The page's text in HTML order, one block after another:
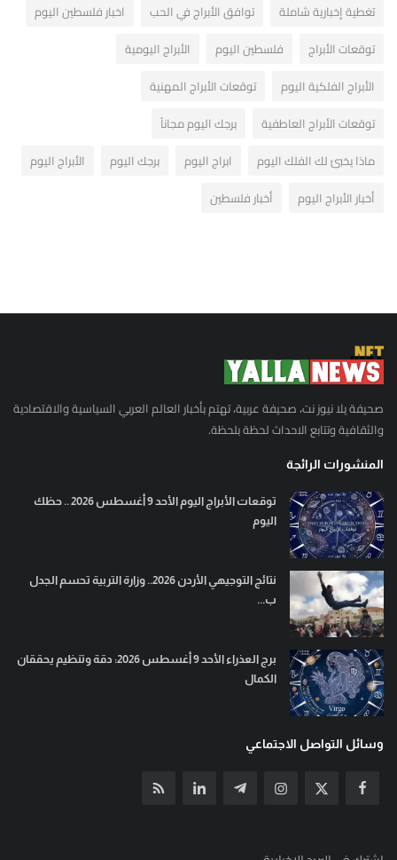
تغطية إخبارية شاملة
توافق الأبراج في الحب
اخبار فلسطين اليوم
توقعات الأبراج
فلسطين اليوم
الأبراج اليومية
الأبراج الفلكية اليوم
توقعات الأبراج المهنية
توقعات الأبراج العاطفية
برجك اليوم مجاناً
ماذا يخبئ لك الفلك اليوم
ابراج اليوم برجك اليوم
الأبراج اليوم
أخبار الأبراج اليوم
أخبار فلسطين
صحيفة يلا نيوز نت، صحيفة عربية، تهتم بأخبار العالم العربي السياسية والاقتصادية
والثقافية وتتابع الاحداث لحظة بلحظة.
المنشورات الرائجة
توقعات الأبراج اليوم الأحد 9 أغسطس 2026 .. حظك
اليوم
نتائج التوجيهي الأردن 2026.. وزارة التربية تحسم الجدل
ب...
برج العذراء الأحد 9 أغسطس 2026: دقة وتنظيم يحققان
الكمال
وسائل التواصل الاجتماعي